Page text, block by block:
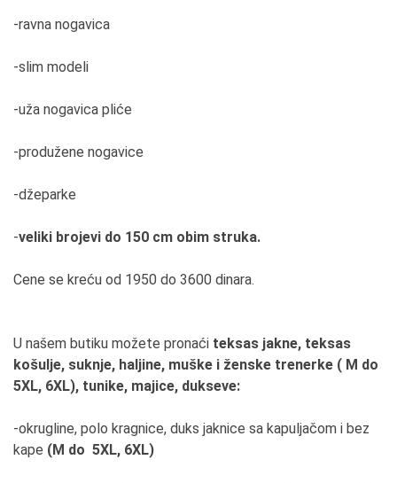
-ravna nogavica
-slim modeli
-uža nogavica pliće
-produžene nogavice
-džeparke
-veliki brojevi do 150 cm obim struka.
Cene se kreću od 1950 do 3600 dinara.
U našem butiku možete pronaći teksas jakne, teksas
košulje, suknje, haljine, muške i ženske trenerke ( M do
5XL, 6XL), tunike, majice, dukseve:
-okrugline, polo kragnice, duks jaknice sa kapuljačom i bez
kape (M do 5XL, 6XL)